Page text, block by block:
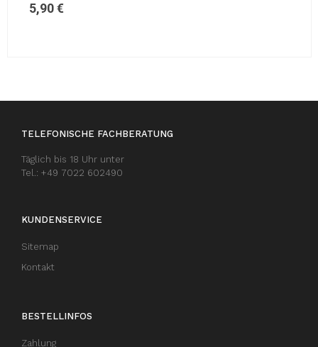
5,90€
TELEFONISCHE FACHBERATUNG
Täglich bis 18 Uhr unter
Tel.: +49 7022 602490
KUNDENSERVICE
Sitemap
Kontakt
BESTELLINFOS
Zahlung